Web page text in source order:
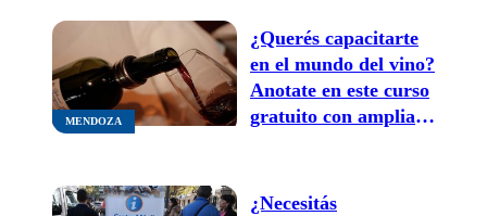
MENDOZA
¿Querés capacitarte
en el mundo del vino?
Anotate en este curso
gratuito con amplia
¿Necesitás